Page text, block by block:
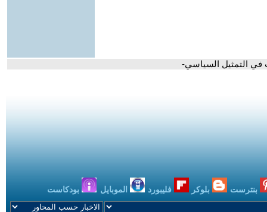
في التمثيل السياسي-
بنترست بلوكر فليبورد الموبايل بودكاست